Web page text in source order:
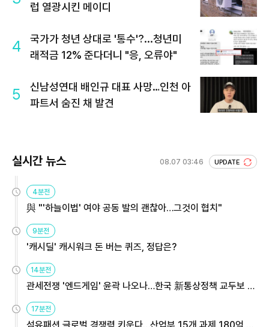
럽 열광시킨 메이디
4
국가가 청년 상대로 '통수'?...청년미
래적금 12% 준다더니 "응, 오류야"
5
신남성연대 배인규 대표 사망…인천 아
파트서 숨진 채 발견
실시간 뉴스 08.07 03:46 UPDATE
4분전
與 "'하늘이법' 여야 공동 발의 괜찮아…그것이 협치"
9분전
'캐시딜' 캐시워크 돈 버는 퀴즈, 정답은?
14분전
관세전쟁 '엔드게임' 윤곽 나오나…한국 新통상정책 교두보 활
17분전
섬유패션 글로벌 경쟁력 키운다…산업부 15개 과제 180억 지